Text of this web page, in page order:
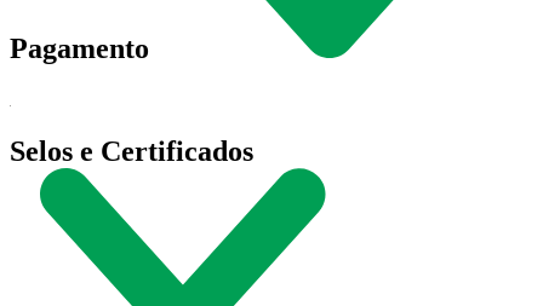
Pagamento
Selos e Certificados